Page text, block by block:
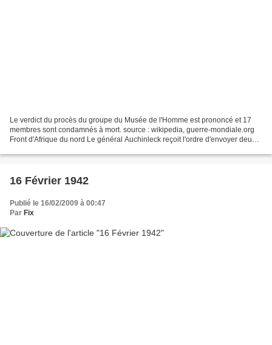
Le verdict du procès du groupe du Musée de l'Homme est prononcé et 17
membres sont condamnés à mort. source : wikipedia, guerre-mondiale.org
Front d'Afrique du nord Le général Auchinleck reçoit l'ordre d'envoyer deux
16 Février 1942
Publié le 16/02/2009 à 00:47
Par Fix